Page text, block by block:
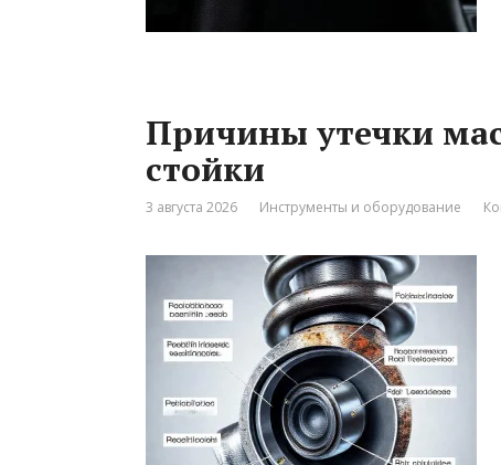
Причины утечки
стойки
3 августа 2026 Инструменты и оборудование